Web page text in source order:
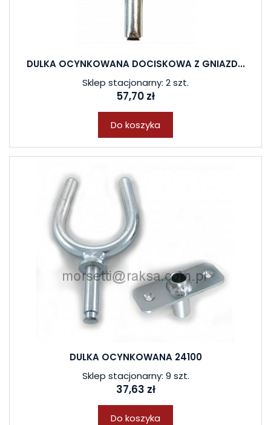
DULKA OCYNKOWANA DOCISKOWA Z GNIAZD...
Sklep stacjonarny: 2 szt.
57,70 zł
Do koszyka
DULKA OCYNKOWANA 24100
Sklep stacjonarny: 9 szt.
37,63 zł
Do koszyka